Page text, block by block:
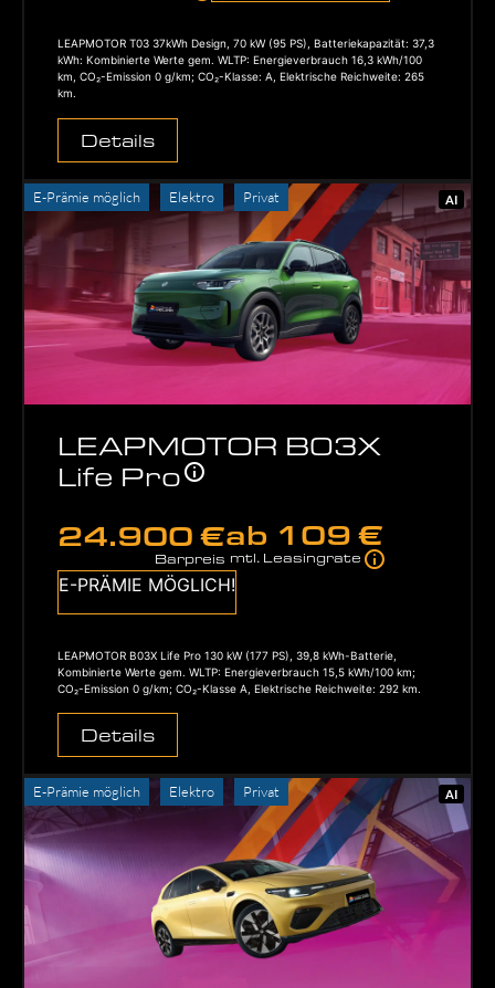
LEAPMOTOR T03 37kWh Design, 70 kW (95 PS), Batteriekapazität: 37,3
kWh: Kombinierte Werte gem. WLTP: Energieverbrauch 16,3 kWh/100
km, CO₂-Emission 0 g/km; CO₂-Klasse: A, Elektrische Reichweite: 265
km.
Details
E-Prämie möglich Elektro Privat AI
LEAPMOTOR B03X
Life Pro
24.900 €
Barpreis
ab 109 €
mtl. Leasingrate
E-PRÄMIE MÖGLICH!
LEAPMOTOR B03X Life Pro 130 kW (177 PS), 39,8 kWh-Batterie,
Kombinierte Werte gem. WLTP: Energieverbrauch 15,5 kWh/100 km;
CO₂-Emission 0 g/km; CO₂-Klasse A, Elektrische Reichweite: 292 km.
Details
E-Prämie möglich Elektro Privat AI